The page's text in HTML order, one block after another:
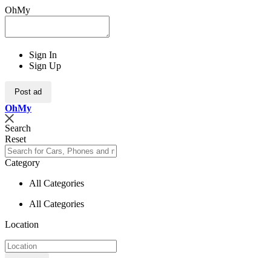
OhMy
Sign In
Sign Up
Post ad
OhMy
Search
Reset
Category
All Categories
All Categories
Location